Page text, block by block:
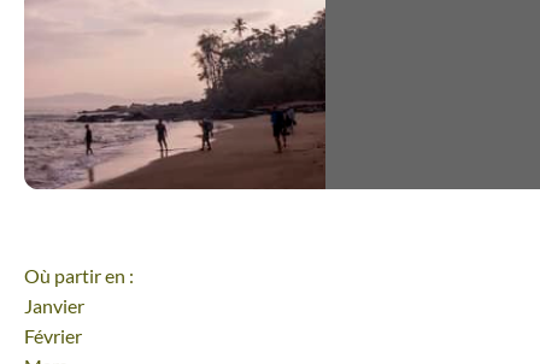
Où partir en :
Janvier
Février